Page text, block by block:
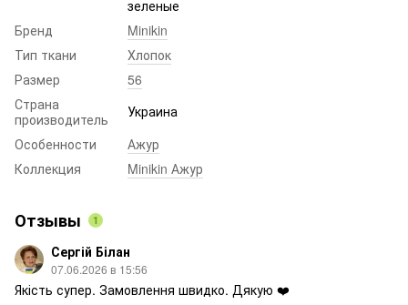
зеленые
Бренд
Minikin
Тип ткани
Хлопок
Размер
56
Страна
производитель
Украина
Особенности
Ажур
Коллекция
Minikin Ажур
Отзывы 1
Сергій Білан
07.06.2026 в 15:56
Якість супер. Замовлення швидко. Дякую ❤️